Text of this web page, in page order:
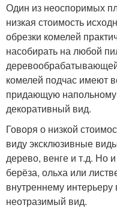
Один из неоспоримых
низкая стоимость
обрезки комелей
насобирать на любой
комелей подчас имеют
придающую
декоративный вид.
Говоря о низкой
виду эксклюзивные
дерево, венге и т.д. Но
берёза, ольха или
внутреннему
неотразимый вид.